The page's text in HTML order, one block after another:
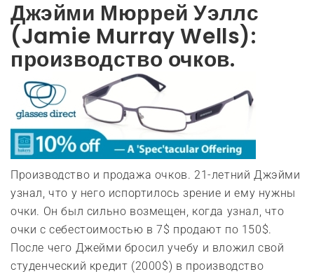
Джэйми Мюррей Уэллс
(Jamie Murray Wells):
производство очков.
Производство и продажа очков. 21-летний Джэйми
узнал, что у него испортилось зрение и ему нужны
очки. Он был сильно возмещен, когда узнал, что
очки с себестоимостью в 7$ продают по 150$.
После чего Джейми бросил учебу и вложил свой
студенческий кредит (2000$) в производство